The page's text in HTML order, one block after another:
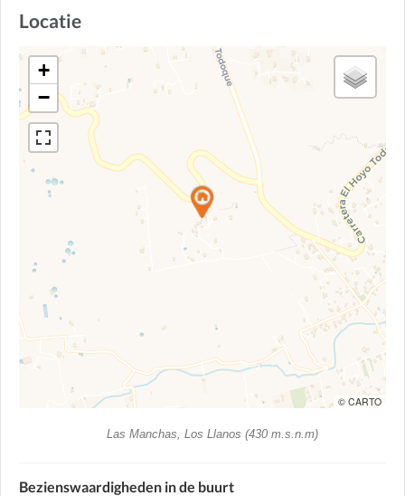
Locatie
+
−
© CARTO
Las Manchas, Los Llanos (430 m.s.n.m)
Bezienswaardigheden in de buurt